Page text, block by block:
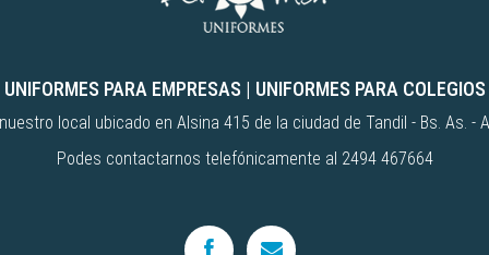
UNIFORMES PARA EMPRESAS | UNIFORMES PARA COLEGIOS
local ubicado en Alsina 415 de la ciudad de Tandil - Bs. As. -
Podes contactarnos telefónicamente al 2494 467664